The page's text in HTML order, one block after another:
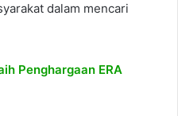
dalam mencari
Penghargaan ERA